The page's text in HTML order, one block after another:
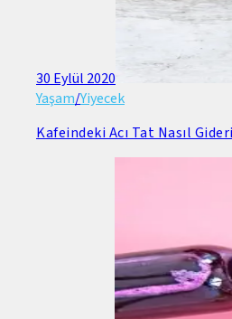
30 Eylül 2020
Yaşam/Yiyecek
Kafeindeki Acı Tat Nasıl